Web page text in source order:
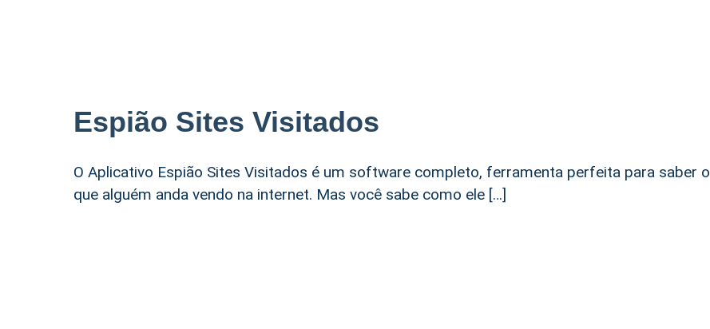
Espião Sites Visitados
O Aplicativo Espião Sites Visitados é um software completo, ferramenta perfeita para saber o
que alguém anda vendo na internet. Mas você sabe como ele […]